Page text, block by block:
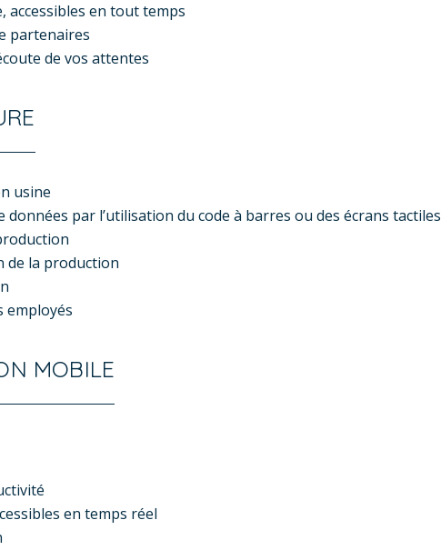
accessibles en tout temps
partenaires
de vos attentes
usine
par l’utilisation du code à barres ou des écrans tactiles
de la production
employés
MOBILE
en temps réel